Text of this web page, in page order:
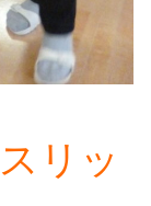
リッ